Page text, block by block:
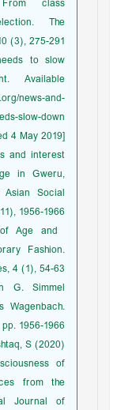
class
The
(3), 275-291.
to slow
Available
news-and-
slow-down
4 May 2019] .
and interest
in Gweru,
Asian Social
1956-1966.
Age and
Fashion.
4 (1), 54-63.
G. Simmel
Wagenbach.
1956-1966.
S (2020)
of
from the
Journal of